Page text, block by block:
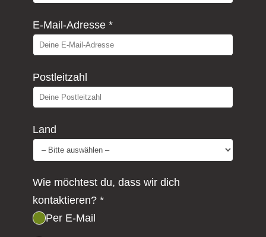
E-Mail-Adresse *
Postleitzahl
Land
Wie möchtest du, dass wir dich
kontaktieren? *
Per E-Mail